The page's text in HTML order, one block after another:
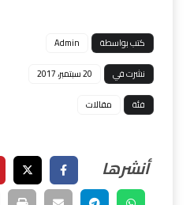
كتب بواسطة
Admin
نشرت في
20 سبتمبر، 2017
فئة
مقالات